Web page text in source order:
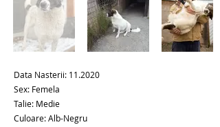
Data Nasterii: 11.2020
Sex: Femela
Talie: Medie
Culoare: Alb-Negru